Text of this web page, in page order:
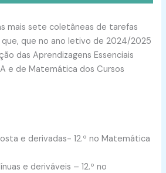
mais sete coletâneas de tarefas
que, que no ano letivo de 2024/2025
das Aprendizagens Essenciais
e de Matemática dos Cursos
e derivadas- 12.º no Matemática
e deriváveis – 12.º no